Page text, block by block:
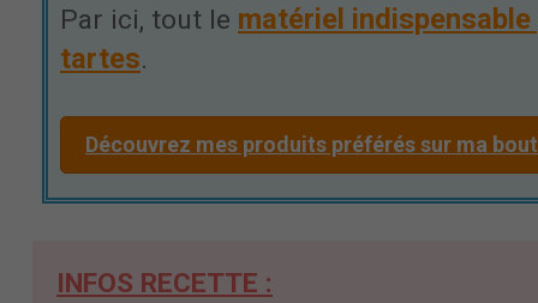
Par ici, tout le matériel
tartes.
Découvrez mes produits préférés sur ma
INFOS RECETTE :